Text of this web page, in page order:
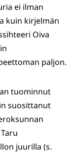
ei ilman
kuin kirjelmän
Oiva
paljon.
tuominnut
suosittanut
juurilla (s.